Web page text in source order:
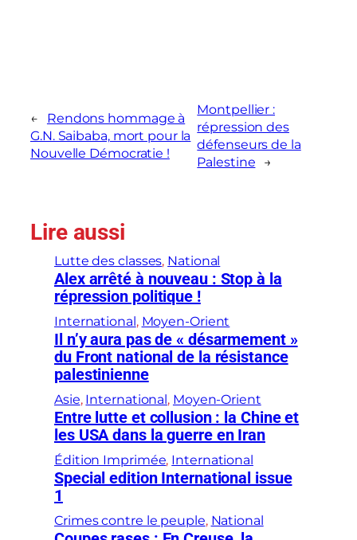
←
Rendons hommage à
G.N. Saibaba, mort pour la
Nouvelle Démocratie !
Montpellier :
répression des
défenseurs de la
Palestine
→
Lire aussi
Lutte des classes, National
Alex arrêté à nouveau : Stop à la
répression politique !
International , Moyen-Orient
Il n’y aura pas de « désarmement »
du Front national de la résistance
palestinienne
Asie, International , Moyen-Orient
Entre lutte et collusion : la Chine et
les USA dans la guerre en Iran
Édition Imprimée, International
Special edition International issue
1
Crimes contre le peuple, National